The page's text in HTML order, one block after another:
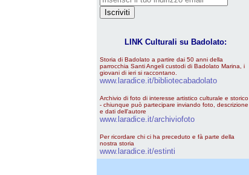
LINK Culturali su Badolato:
Storia di Badolato a partire dai 50 anni della
parrocchia Santi Angeli custodi di Badolato Marina, i
giovani di ieri si raccontano.
www.laradice.it/bibliotecabadolato
Archivio di foto di interesse artistico culturale e storico
- chiunque può partecipare inviando foto, descrizione
e dati dell'autore
www.laradice.it/archiviofoto
Per ricordare chi ci ha preceduto e fà parte della
nostra storia
www.laradice.it/estinti